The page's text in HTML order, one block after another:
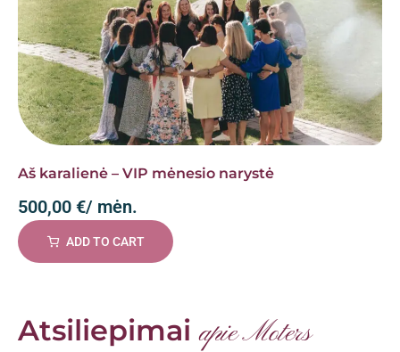
Aš karalienė – VIP mėnesio narystė
500,00 €/ mėn.
ADD TO CART
Atsiliepimaiapie Moters